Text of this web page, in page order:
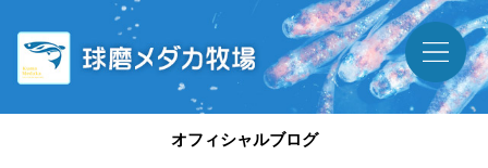
オフィシャルブログ